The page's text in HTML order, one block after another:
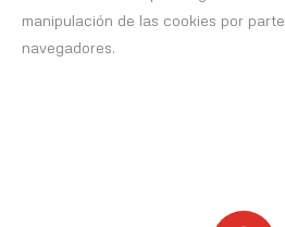
manipulación de las cookies por
navegadores.